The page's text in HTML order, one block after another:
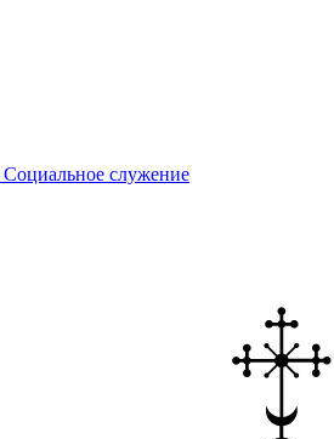
Социальное служение